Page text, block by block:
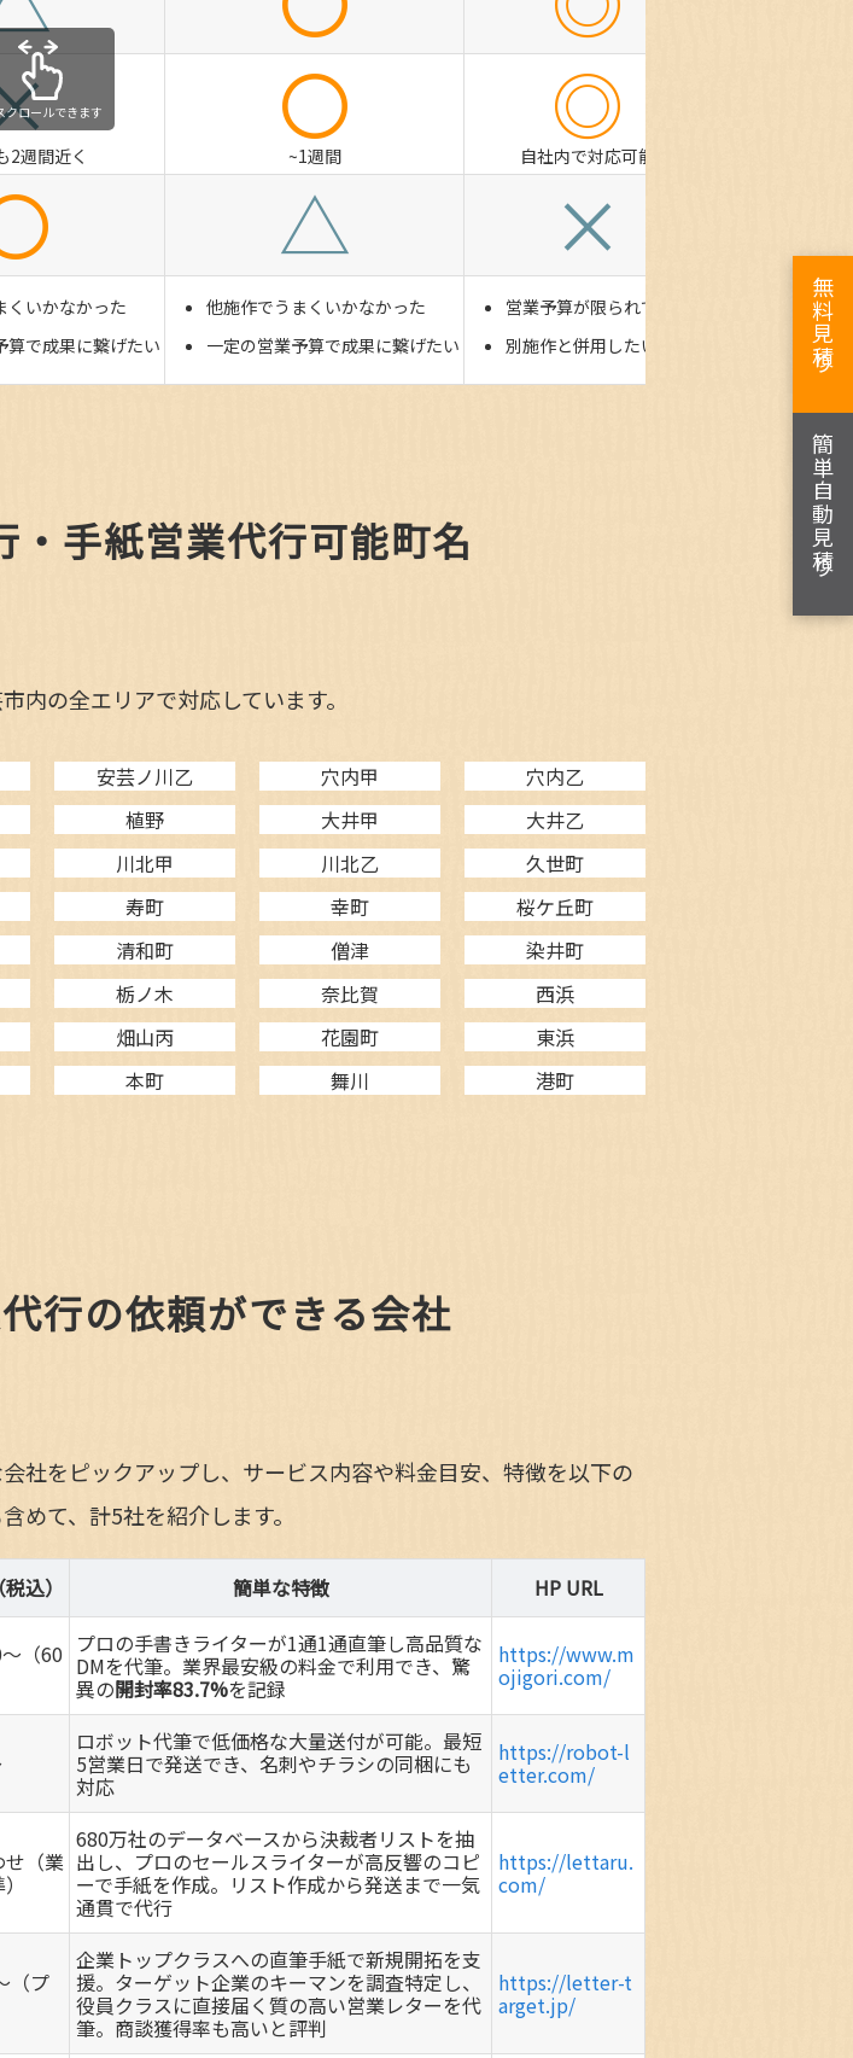
2週間近く
〇
~1週間
◎
自社内で対応可能
△ ×
くいかなかった
算で成果に繋げたい
他施作でうまくいかなかった
一定の営業予算で成果に繋げたい
営業予算が限られている
別施作と併用したい
クロールできます
手紙営業代行可能町名
内の全エリアで対応しています。
安芸ノ川乙 穴内甲
穴内乙
植野 大井甲
大井乙
川北甲 川北乙
久世町
寿町 幸町
桜ケ丘町
清和町 僧津
染井町
栃ノ木 奈比賀
西浜
畑山丙 花園町
東浜
本町 舞川
港町
行の依頼ができる会社
社をピックアップし、サービス内容や料金目安、特徴を以下の
めて、計5社を紹介します。
込） 簡単な特徴 HP URL
（60 プロの手書きライターが1通1通直筆し高品質な
DMを代筆。業界最安級の料金で利用でき、驚
異の開封率83.7%を記録
https://www.m
ojigori.com/
ロボット代筆で低価格な大量送付が可能。最短
5営業日で発送でき、名刺やチラシの同梱にも
対応
https://robot-l
etter.com/
せ（業
680万社のデータベースから決裁者リストを抽
出し、プロのセールスライターが高反響のコピ
ーで手紙を作成。リスト作成から発送まで一気
通貫で代行
https://lettaru.
com/
（プ
企業トップクラスへの直筆手紙で新規開拓を支
援。ターゲット企業のキーマンを調査特定し、
役員クラスに直接届く質の高い営業レターを代
筆。商談獲得率も高いと評判
https://letter-t
arget.jp/
無料見積り
簡単自動見積り